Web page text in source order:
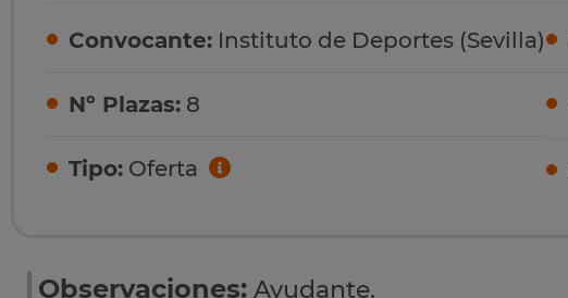
Convocante: Instituto de Deportes (Sevilla)
Nº Plazas: 8
Tipo: Oferta
Observaciones: Ayudante.